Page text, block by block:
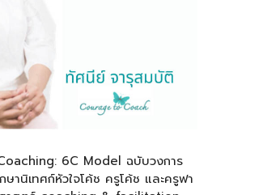
6C Model ฉบับวงการ
านิเทศก์หัวใจโค้ช ครูโค้ช และครูฟา